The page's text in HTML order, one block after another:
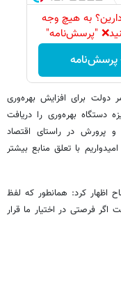
دارین؟ به هیچ وجه
"پرسش‌نامه"
و پرورش در 22 ماهه عمر دولت برای افزایش بهره‌وری
دستگاه بهره‌وری را دریافت
پرورش در راستای اقتصاد
با تعلق منابع بیشتر
اظهار کرد: همانطور که لفظ
فرصتی در اختیار ما قرار